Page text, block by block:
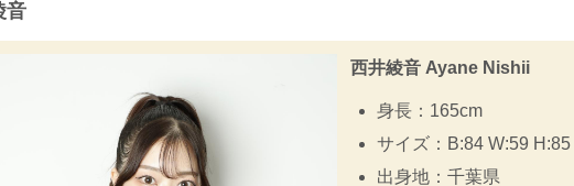
音
西井綾音 Ayane Nishii
身長：165cm
サイズ：B:84 W:59 H:85
出身地：千葉県